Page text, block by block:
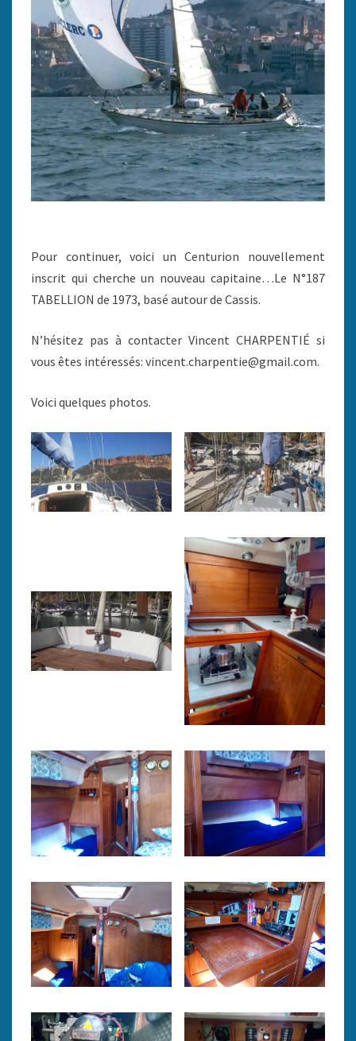
Pour continuer, voici un Centurion nouvellement
inscrit qui cherche un nouveau capitaine…Le N°187
TABELLION de 1973, basé autour de Cassis.
N’hésitez pas à contacter Vincent CHARPENTIÉ si
vous êtes intéressés: vincent.charpentie@gmail.com.
Voici quelques photos.